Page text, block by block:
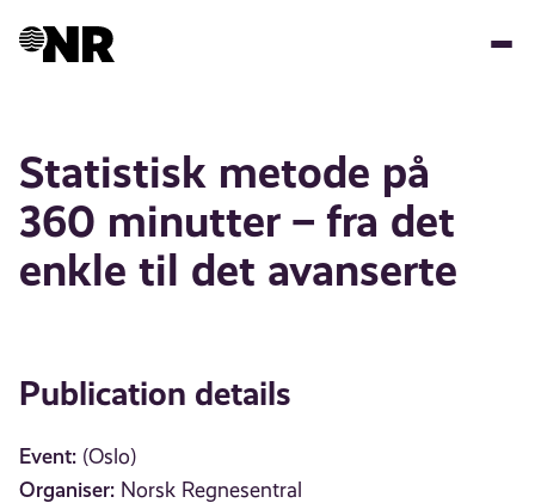
Statistisk metode på
360 minutter – fra det
enkle til det avanserte
Publication details
Event: (Oslo)
Organiser: Norsk Regnesentral